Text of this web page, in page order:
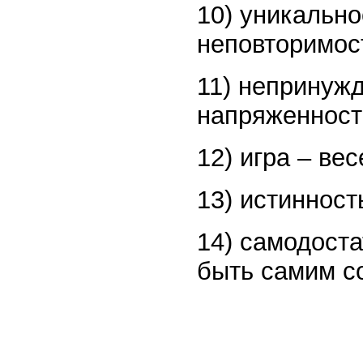
10)
11)
12) игра –
13)
14)
быть самим